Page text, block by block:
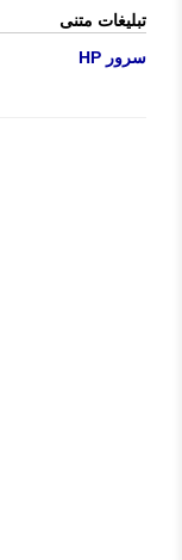
تبلیغات متنی
سرور HP